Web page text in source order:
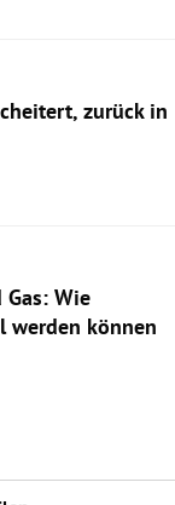
zurück in
Wie
werden können